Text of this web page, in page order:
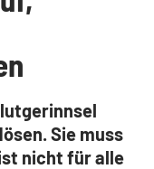
Sie muss
nicht für alle